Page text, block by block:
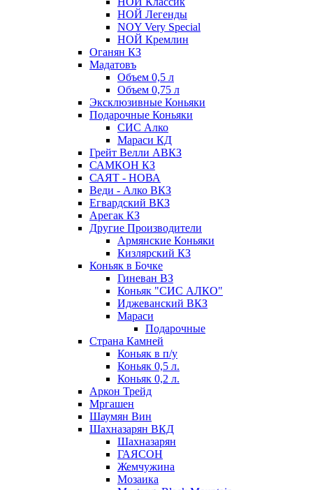
НОЙ Легенды
NOY Very Speсial
НОЙ Кремлин
Оганян КЗ
Мадатовъ
Объем 0,5 л
Объем 0,75 л
Эксклюзивные Коньяки
Подарочные Коньяки
СИС Алко
Мараси КД
Грейт Велли АВКЗ
САМКОН КЗ
САЯТ - НОВА
Веди - Алко ВКЗ
Егвардский ВКЗ
Арегак КЗ
Другие Производители
Армянские Коньяки
Кизлярский КЗ
Коньяк в Бочке
Гиневан ВЗ
Коньяк "СИС АЛКО"
Иджеванский ВКЗ
Мараси
Подарочные
Страна Камней
Коньяк в п/у
Коньяк 0,5 л.
Коньяк 0,2 л.
Аркон Трейд
Мргашен
Шаумян Вин
Шахназарян ВКД
Шахназарян
ГАЯСОН
Жемчужина
Мозаика